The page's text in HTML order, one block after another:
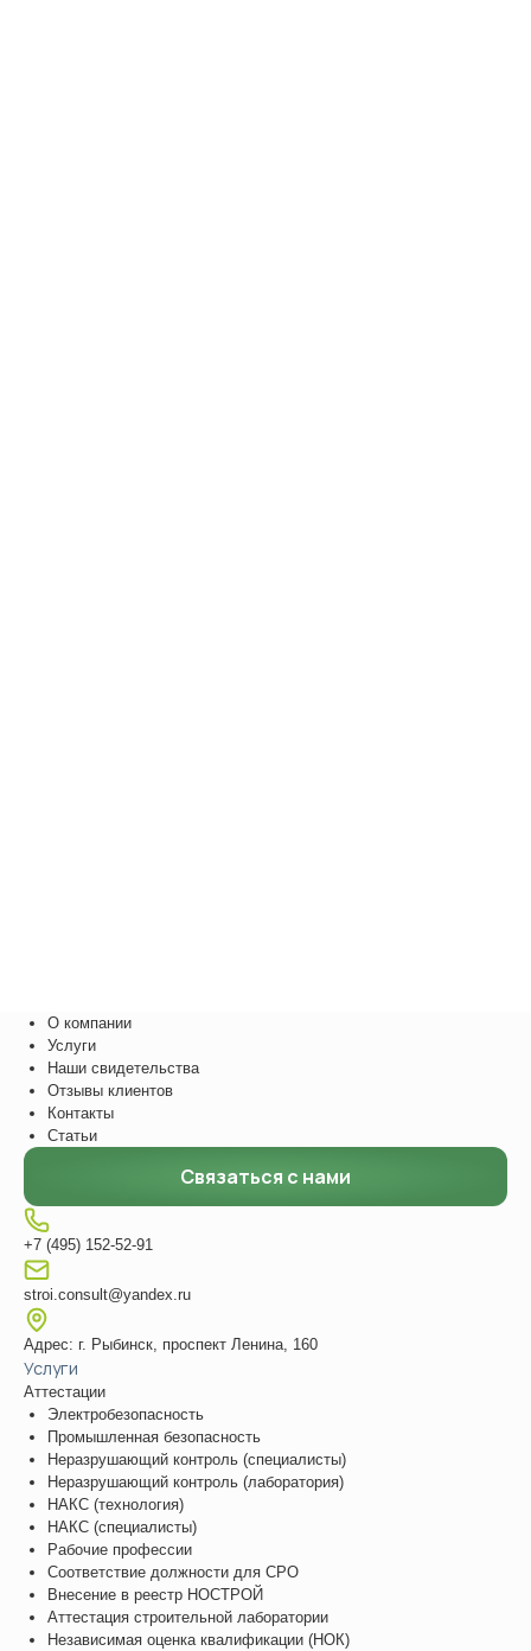
О компании
Услуги
Наши свидетельства
Отзывы клиентов
Контакты
Статьи
Связаться с нами
+7 (495) 152-52-91
stroi.consult@yandex.ru
Адрес: г. Рыбинск, проспект Ленина, 160
Услуги
Аттестации
Электробезопасность
Промышленная безопасность
Неразрушающий контроль (специалисты)
Неразрушающий контроль (лаборатория)
НАКС (технология)
НАКС (специалисты)
Рабочие профессии
Соответствие должности для СРО
Внесение в реестр НОСТРОЙ
Аттестация строительной лаборатории
Независимая оценка квалификации (НОК)